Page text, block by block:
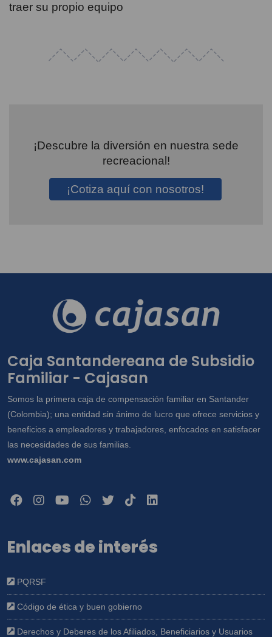
traer su propio equipo
¡Descubre la diversión en nuestra sede
recreacional!
¡Cotiza aquí con nosotros!
Caja Santandereana de Subsidio
Familiar - Cajasan
Somos la primera caja de compensación familiar en Santander
(Colombia); una entidad sin ánimo de lucro que ofrece servicios y
beneficios a empleadores y trabajadores, enfocados en satisfacer
las necesidades de sus familias.
www.cajasan.com
Enlaces de interés
PQRSF
Código de ética y buen gobierno
Derechos y Deberes de los Afiliados, Beneficiarios y Usuarios